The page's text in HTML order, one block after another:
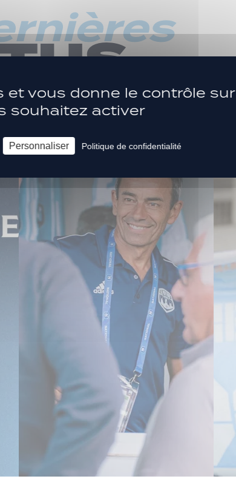
et vous donne le contrôle sur
souhaitez activer
Personnaliser Politique de confidentialité